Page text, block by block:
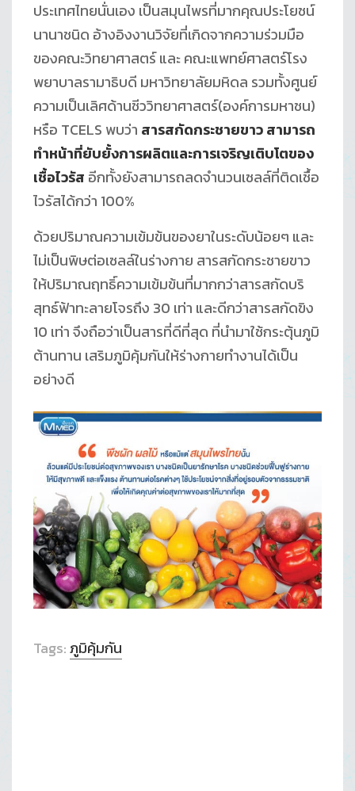
ประเทศไทยนั่นเอง เป็นสมุนไพรที่มากคุณประโยชน์
นานาชนิด อ้างอิงงานวิจัยที่เกิดจากความร่วมมือ
ของคณะวิทยาศาสตร์ และ คณะแพทย์ศาสตร์โรง
พยาบาลรามาธิบดี มหาวิทยาลัยมหิดล รวมทั้งศูนย์
ความเป็นเลิศด้านชีววิทยาศาสตร์(องค์การมหาชน)
หรือ TCELS พบว่า สารสกัดกระชายขาว สามารถ
ทำหน้าที่ยับยั้งการผลิตและการเจริญเติบโตของ
เชื้อไวรัส อีกทั้งยังสามารถลดจำนวนเซลล์ที่ติดเชื้อ
ไวรัสได้กว่า 100%
ด้วยปริมาณความเข้มข้นของยาในระดับน้อยๆ และ
ไม่เป็นพิษต่อเซลล์ในร่างกาย สารสกัดกระชายขาว
ให้ปริมาณฤทธิ์ความเข้มข้นที่มากกว่าสารสกัดบริ
สุทธ์ฟ้าทะลายโจรถึง 30 เท่า และดีกว่าสารสกัดขิง
10 เท่า จึงถือว่าเป็นสารที่ดีที่สุด ที่นำมาใช้กระตุ้นภูมิ
ต้านทาน เสริมภูมิคุ้มกันให้ร่างกายทำงานได้เป็น
อย่างดี
Tags:ภูมิคุ้มกัน